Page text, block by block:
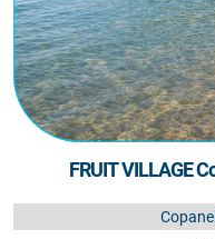
FRUIT VILLAGE